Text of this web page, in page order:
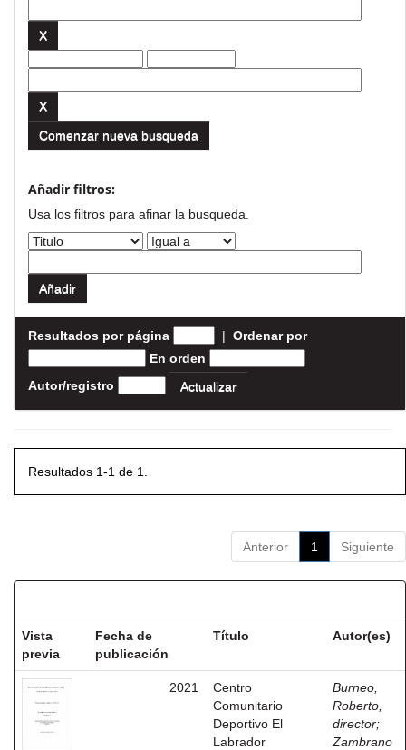
Comenzar nueva busqueda
Añadir filtros:
Usa los filtros para afinar la busqueda.
Resultados por página | Ordenar por
En orden
Autor/registro
Resultados 1-1 de 1.
Anterior 1 Siguiente
Vista
previa
Fecha de
publicación
Título Autor(es)
2021
Centro
Comunitario
Deportivo El
Labrador
Burneo,
Roberto,
director;
Zambrano